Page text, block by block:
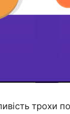
трохи